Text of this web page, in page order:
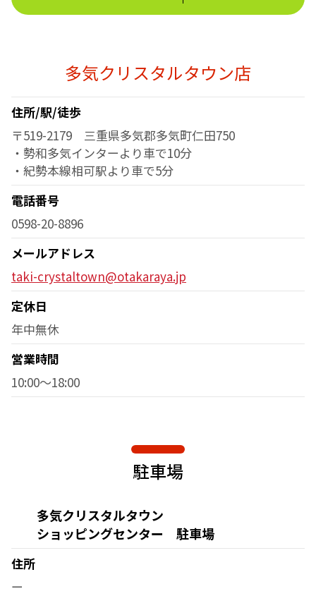
多気クリスタルタウン店
住所/駅/徒歩
〒519-2179 三重県多気郡多気町仁田750
・勢和多気インターより車で10分
・紀勢本線相可駅より車で5分
電話番号
0598-20-8896
メールアドレス
taki-crystaltown@otakaraya.jp
定休日
年中無休
営業時間
10:00～18:00
駐車場
多気クリスタルタウン
ショッピングセンター 駐車場
住所
ー